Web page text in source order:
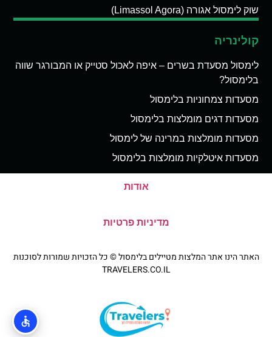
שוק לימסול אגורה (Limassol Agora)
קולינריה
לימסול מסעדת בשרים – איפה לאכול סטייק או המבורגר שווה
בלימסול?
מסעדות צמחוניות בלימסול
מסעדות דגים מומלצות בלימסול
מסעדות מומלצות במרינה של לימסול
מסעדות איטלקיות מומלצות בלימסול
אודות
מדיניות פרטיות
האתר הינו אתר המלצות מטיילים בלימסול © כל הזכויות שמורות לסוכנות
TRAVELERS.CO.IL